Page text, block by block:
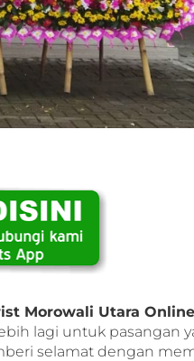
Morowali Utara Online
lagi untuk pasangan
selamat dengan